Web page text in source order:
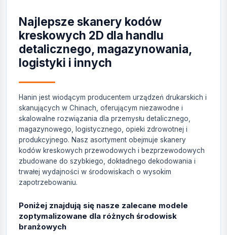
Najlepsze skanery kodów
kreskowych 2D dla handlu
detalicznego, magazynowania,
logistyki i innych
Hanin jest wiodącym producentem urządzeń drukarskich i
skanujących w Chinach, oferującym niezawodne i
skalowalne rozwiązania dla przemysłu detalicznego,
magazynowego, logistycznego, opieki zdrowotnej i
produkcyjnego. Nasz asortyment obejmuje skanery
kodów kreskowych przewodowych i bezprzewodowych
zbudowane do szybkiego, dokładnego dekodowania i
trwałej wydajności w środowiskach o wysokim
zapotrzebowaniu.
Poniżej znajdują się nasze zalecane modele
zoptymalizowane dla różnych środowisk
branżowych